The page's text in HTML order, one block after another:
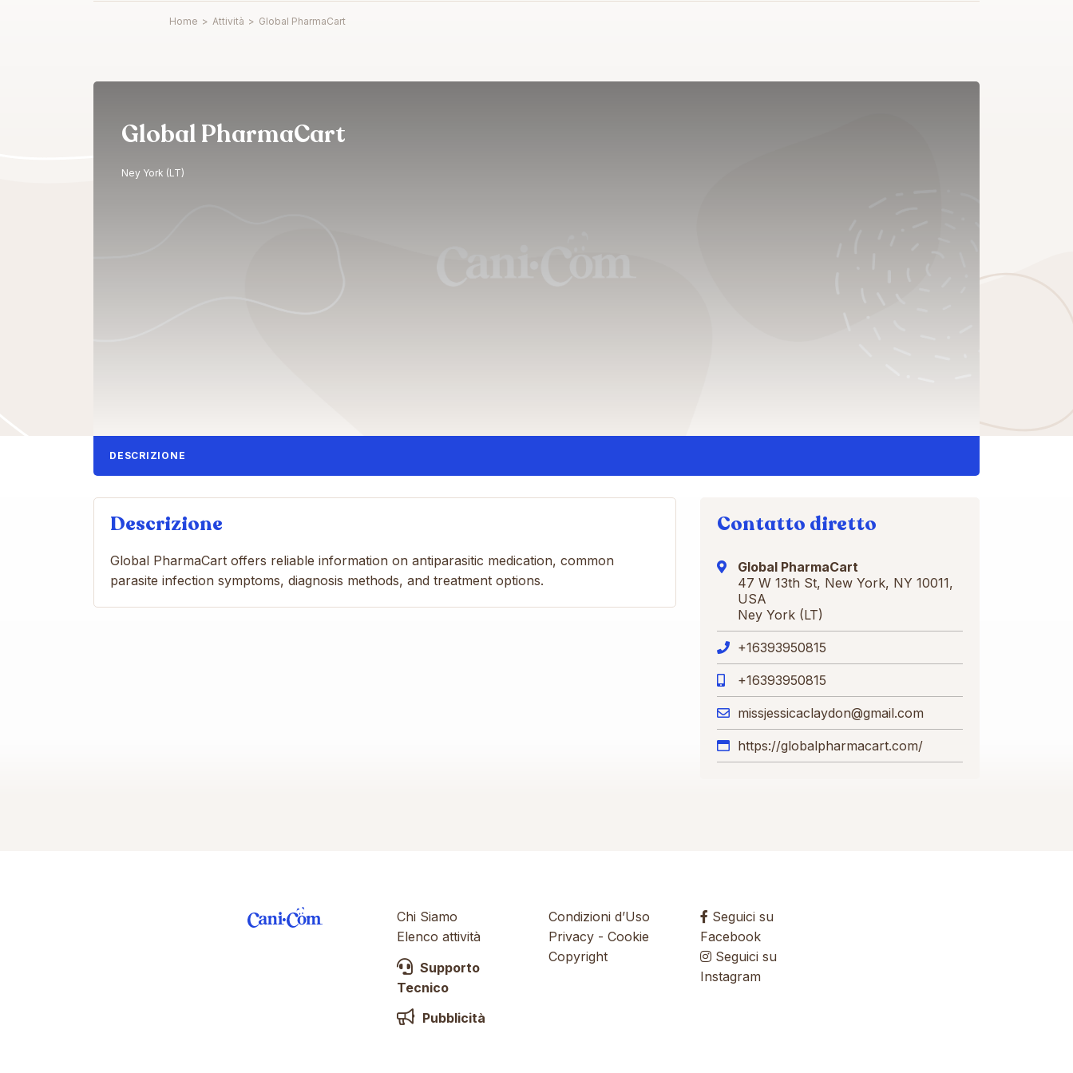
Home > Attività > Global PharmaCart
Global PharmaCart
Ney York (LT)
DESCRIZIONE
Descrizione
Global PharmaCart offers reliable information on antiparasitic medication, common
parasite infection symptoms, diagnosis methods, and treatment options.
Contatto diretto
Global PharmaCart
47 W 13th St, New York, NY 10011,
USA
Ney York (LT)
+16393950815
+16393950815
missjessicaclaydon@gmail.com
https://globalpharmacart.com/
Chi Siamo
Elenco attività
Supporto
Tecnico
Pubblicità
Condizioni d’Uso
Privacy - Cookie
Copyright
Seguici su
Facebook
Seguici su
Instagram